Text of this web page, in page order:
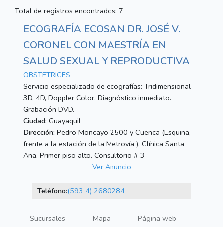
Total de registros encontrados: 7
ECOGRAFÍA ECOSAN DR. JOSÉ V.
CORONEL CON MAESTRÍA EN
SALUD SEXUAL Y REPRODUCTIVA
OBSTETRICES
Servicio especializado de ecografías: Tridimensional
3D, 4D, Doppler Color. Diagnóstico inmediato.
Grabación DVD.
Ciudad: Guayaquil
Dirección: Pedro Moncayo 2500 y Cuenca (Esquina,
frente a la estación de la Metrovía ). Clínica Santa
Ana. Primer piso alto. Consultorio # 3
Ver Anuncio
Teléfono:(593 4) 2680284
Sucursales Mapa
Página web